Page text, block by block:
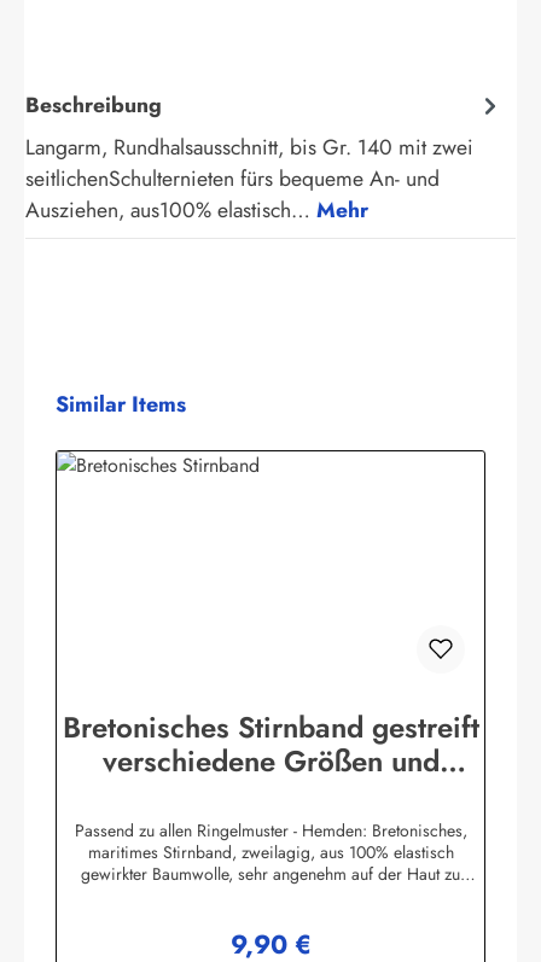
Beschreibung
Langarm, Rundhalsausschnitt, bis Gr. 140 mit zwei
seitlichenSchulternieten fürs bequeme An- und
Ausziehen, aus100% elastisch… Mehr
Produktgalerie überspringen
Similar Items
Bretonisches Stirnband gestreift
verschiedene Größen und
Passend zu allen Ringelmuster - Hemden: Bretonisches,
maritimes Stirnband, zweilagig, aus 100% elastisch
gewirkter Baumwolle, sehr angenehm auf der Haut zu
Wittmundinfo@modas-bekleidung.de
Regulärer Preis:
9,90 €